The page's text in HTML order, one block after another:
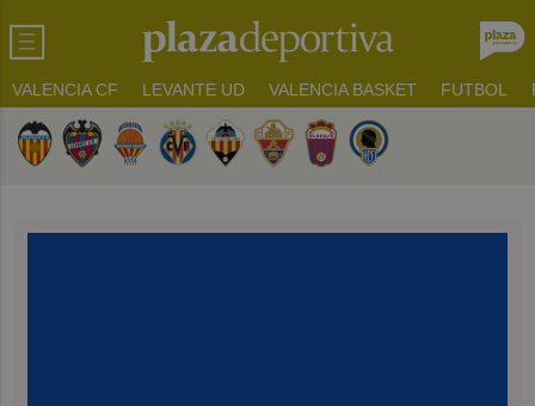
VALENCIA CF LEVANTE UD VALENCIA BASKET FUTBOL